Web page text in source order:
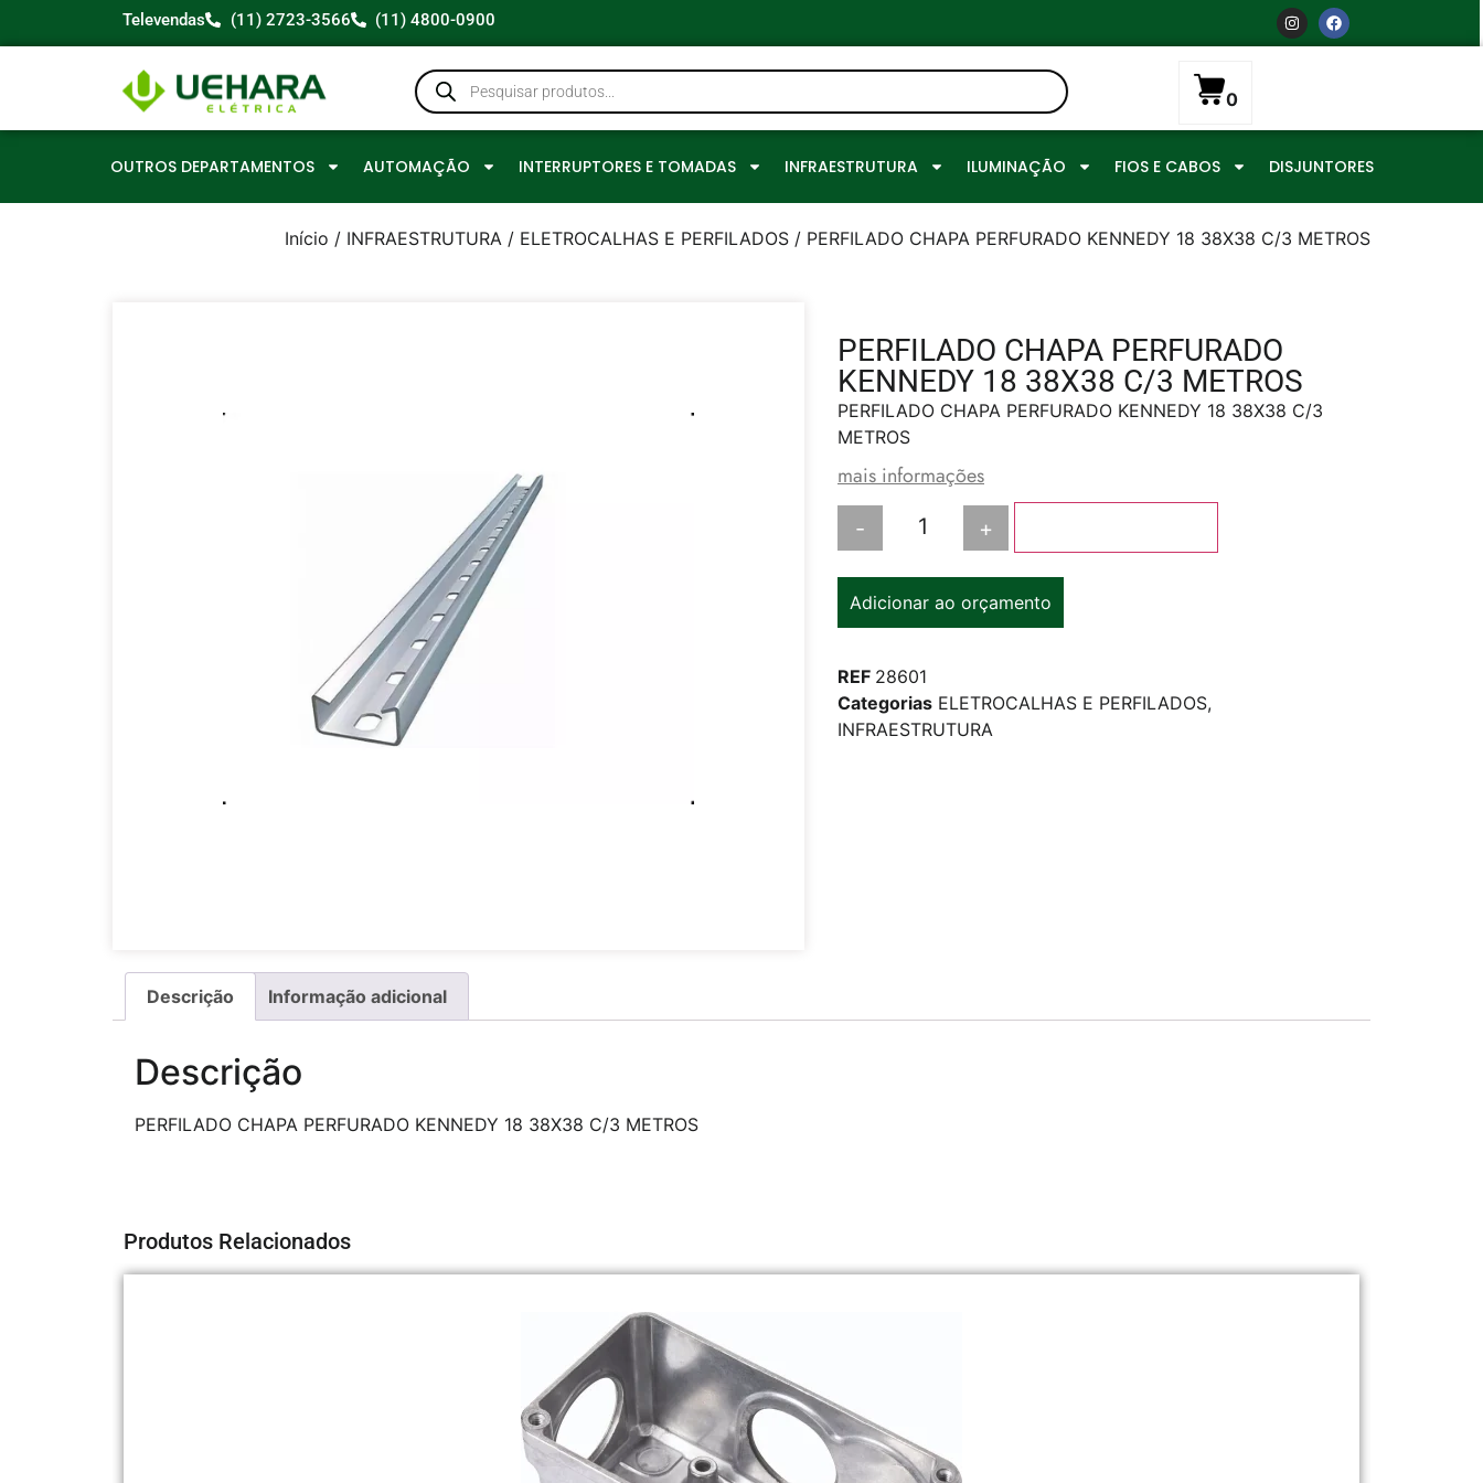
Televendas (11) 2723-3566 (11) 4800-0900
0
OUTROS DEPARTAMENTOS AUTOMAÇÃO INTERRUPTORES E TOMADAS INFRAESTRUTURA ILUMINAÇÃO FIOS E CABOS DISJUNTORES
Início / INFRAESTRUTURA / ELETROCALHAS E PERFILADOS / PERFILADO CHAPA PERFURADO KENNEDY 18 38X38 C/3 METROS
PERFILADO CHAPA PERFURADO
KENNEDY 18 38X38 C/3 METROS
PERFILADO CHAPA PERFURADO KENNEDY 18 38X38 C/3
METROS
mais informações
- +
Adicionar ao orçamento
REF 28601
Categorias ELETROCALHAS E PERFILADOS,
INFRAESTRUTURA
Descrição Informação adicional
Descrição
PERFILADO CHAPA PERFURADO KENNEDY 18 38X38 C/3 METROS
Produtos Relacionados